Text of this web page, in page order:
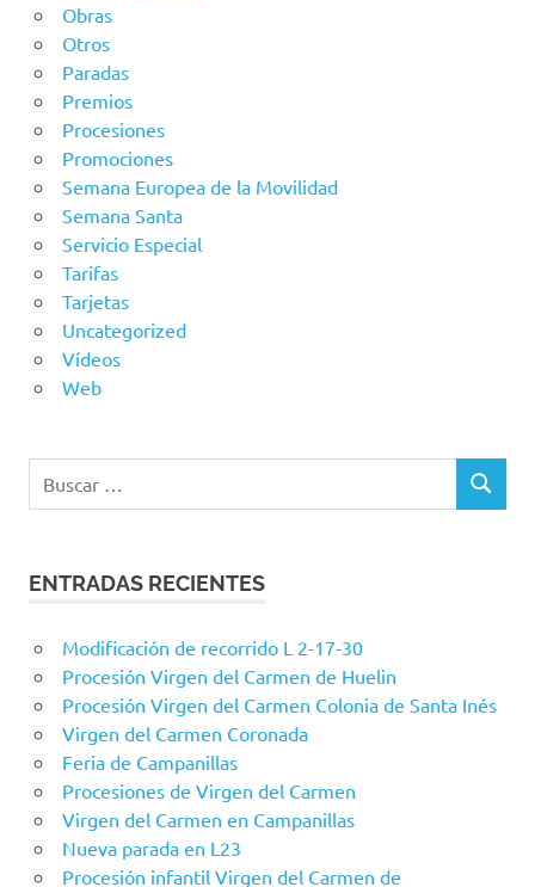
Obras
Otros
Paradas
Premios
Procesiones
Promociones
Semana Europea de la Movilidad
Semana Santa
Servicio Especial
Tarifas
Tarjetas
Uncategorized
Vídeos
Web
BUSCAR
ENTRADAS RECIENTES
Modificación de recorrido L 2-17-30
Procesión Virgen del Carmen de Huelin
Procesión Virgen del Carmen Colonia de Santa Inés
Virgen del Carmen Coronada
Feria de Campanillas
Procesiones de Virgen del Carmen
Virgen del Carmen en Campanillas
Nueva parada en L23
Procesión infantil Virgen del Carmen de